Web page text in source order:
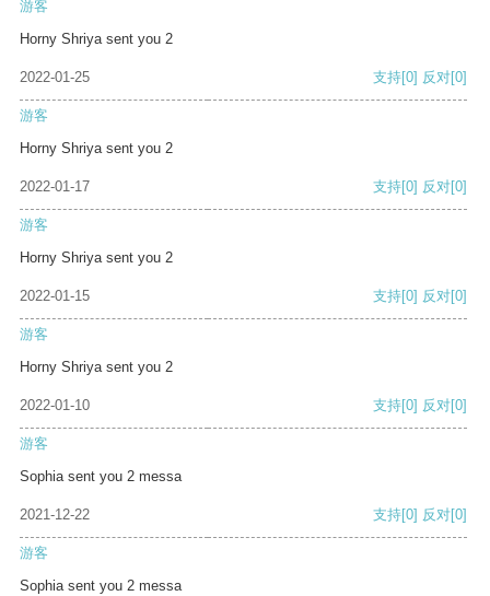
游客
Horny Shriya sent you 2
2022-01-25 支持[0] 反对[0]
游客
Horny Shriya sent you 2
2022-01-17 支持[0] 反对[0]
游客
Horny Shriya sent you 2
2022-01-15 支持[0] 反对[0]
游客
Horny Shriya sent you 2
2022-01-10 支持[0] 反对[0]
游客
Sophia sent you 2 messa
2021-12-22 支持[0] 反对[0]
游客
Sophia sent you 2 messa